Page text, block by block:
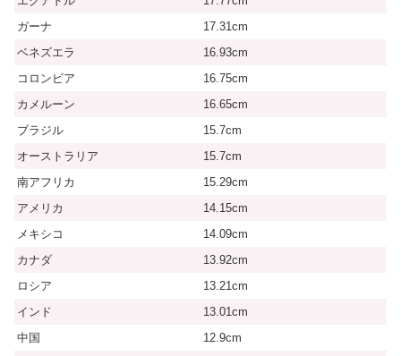
ガーナ
17.31cm
ベネズエラ
16.93cm
コロンビア
16.75cm
カメルーン
16.65cm
ブラジル
15.7cm
オーストラリア
15.7cm
南アフリカ
15.29cm
アメリカ
14.15cm
メキシコ
14.09cm
カナダ
13.92cm
ロシア
13.21cm
インド
13.01cm
中国
12.9cm